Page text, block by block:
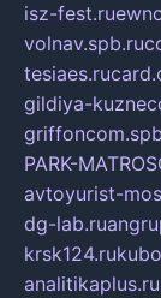
isz-fest.ru
volnav.spb.ru
tesiaes.ru
gildiya-
PARK-
avtoyurist-
dg-lab.ru
krsk124.ru
analitikaplus.ru